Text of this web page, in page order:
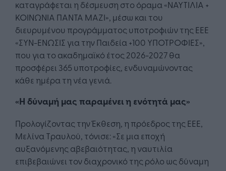
καταγράφεται η δέσμευση στο όραμα «ΝΑΥΤΙΛΙΑ +
ΚΟΙΝΩΝΙΑ ΠΑΝΤΑ ΜΑΖΙ», μέσω και του
διευρυμένου προγράμματος υποτροφιών της ΕΕΕ
«ΣΥΝ-ΕΝΩΣΙΣ για την Παιδεία +100 ΥΠΟΤΡΟΦΙΕΣ»,
που για το ακαδημαϊκό έτος 2026-2027 θα
προσφέρει 365 υποτροφίες, ενδυναμώνοντας
κάθε ημέρα τη νέα γενιά.
«Η δύναμή μας παραμένει η ενότητά μας»
Προλογίζοντας την Έκθεση, η πρόεδρος της ΕΕΕ,
Μελίνα Τραυλού, τόνισε: «Σε μια εποχή
αυξανόμενης αβεβαιότητας, η ναυτιλία
επιβεβαιώνει τον διαχρονικό της ρόλο ως δύναμη